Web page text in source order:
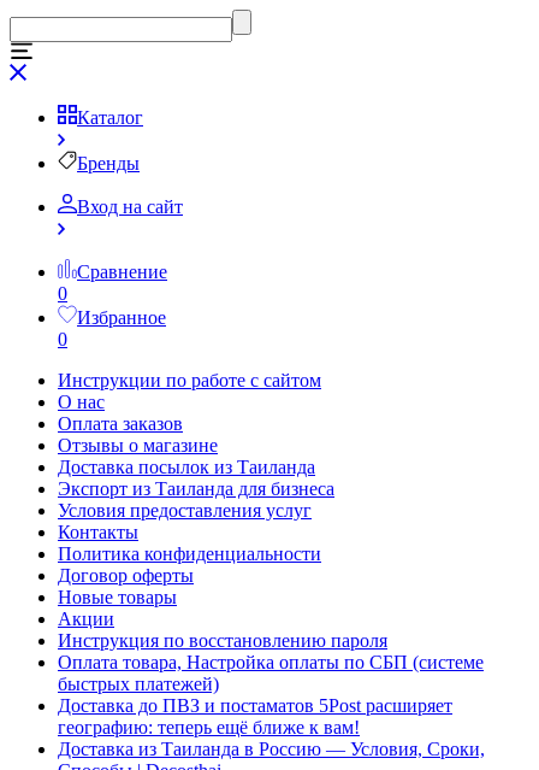
Каталог
Бренды
Вход на сайт
Сравнение
0
Избранное
0
Инструкции по работе с сайтом
О нас
Оплата заказов
Отзывы о магазине
Доставка посылок из Таиланда
Экспорт из Таиланда для бизнеса
Условия предоставления услуг
Контакты
Политика конфиденциальности
Договор оферты
Новые товары
Акции
Инструкция по восстановлению пароля
Оплата товара, Настройка оплаты по СБП (системе
быстрых платежей)
Доставка до ПВЗ и постаматов 5Post расширяет
географию: теперь ещё ближе к вам!
Доставка из Таиланда в Россию — Условия, Сроки,